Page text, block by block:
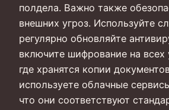
полдела. Важно также
внешних угроз. Используйте
регулярно обновляйте
включите шифрование на всех
где хранятся копии
используете облачные
что они соответствуют